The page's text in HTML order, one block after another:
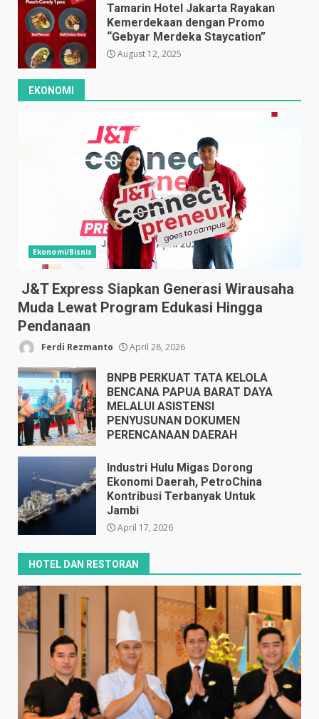
Tamarin Hotel Jakarta Rayakan
Kemerdekaan dengan Promo
“Gebyar Merdeka Staycation”
August 12, 2025
EKONOMI
Ekonomi/Bisnis
J&T Express Siapkan Generasi Wirausaha
Muda Lewat Program Edukasi Hingga
Pendanaan
Ferdi Rezmanto April 28, 2026
BNPB PERKUAT TATA KELOLA
BENCANA PAPUA BARAT DAYA
MELALUI ASISTENSI
PENYUSUNAN DOKUMEN
PERENCANAAN DAERAH
Industri Hulu Migas Dorong
Ekonomi Daerah, PetroChina
Kontribusi Terbanyak Untuk
Jambi
April 17, 2026
HOTEL DAN RESTORAN